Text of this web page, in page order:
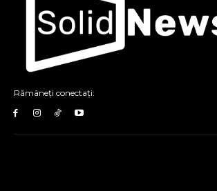
Rămâneți conectați: